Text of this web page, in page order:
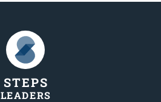
STEPS
LEADERS